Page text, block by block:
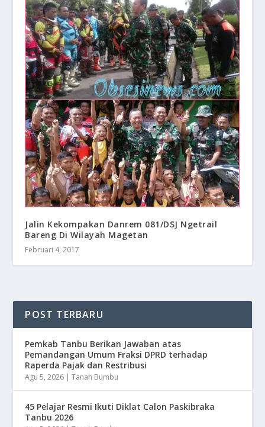
Jalin Kekompakan Danrem 081/DSJ Ngetrail
Bareng Di Wilayah Magetan
Februari 4, 2017
POST TERBARU
Pemkab Tanbu Berikan Jawaban atas
Pemandangan Umum Fraksi DPRD terhadap
Raperda Pajak dan Restribusi
Agu 5, 2026 |Tanah Bumbu
45 Pelajar Resmi Ikuti Diklat Calon Paskibraka
Tanbu 2026